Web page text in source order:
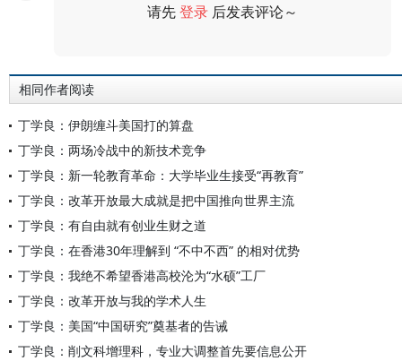
请先登录 后发表评论～
相同作者阅读
丁学良：伊朗缠斗美国打的算盘
丁学良：两场冷战中的新技术竞争
丁学良：新一轮教育革命：大学毕业生接受“再教育”
丁学良：改革开放最大成就是把中国推向世界主流
丁学良：有自由就有创业生财之道
丁学良：在香港30年理解到 “不中不西” 的相对优势
丁学良：我绝不希望香港高校沦为“水硕”工厂
丁学良：改革开放与我的学术人生
丁学良：美国“中国研究”奠基者的告诫
丁学良：削文科增理科，专业大调整首先要信息公开